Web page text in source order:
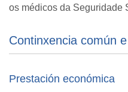
os médicos da Seguridade
Continxencia común
Prestación económica